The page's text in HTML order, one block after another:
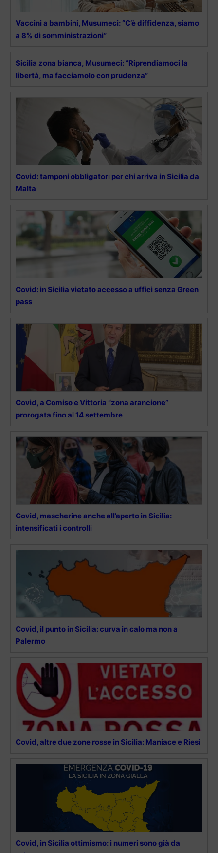
Vaccini a bambini, Musumeci: “C’è diffidenza, siamo
a 8% di somministrazioni”
Sicilia zona bianca, Musumeci: “Riprendiamoci la
libertà, ma facciamolo con prudenza”
Covid: tamponi obbligatori per chi arriva in Sicilia da
Malta
Covid: in Sicilia vietato accesso a uffici senza Green
pass
Covid, a Comiso e Vittoria “zona arancione”
prorogata fino al 14 settembre
Covid, mascherine anche all’aperto in Sicilia:
intensificati i controlli
Covid, il punto in Sicilia: curva in calo ma non a
Palermo
Covid, altre due zone rosse in Sicilia: Maniace e Riesi
Covid, in Sicilia ottimismo: i numeri sono già da